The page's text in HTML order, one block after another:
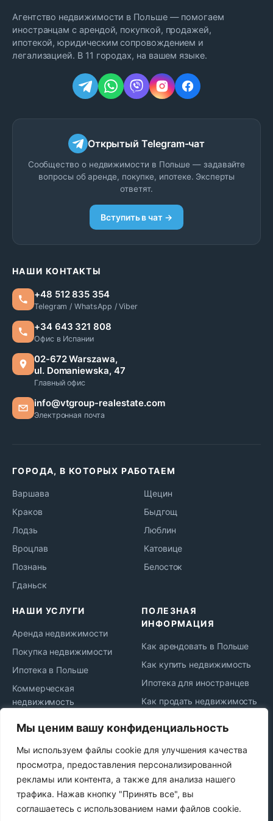
Мы ценим вашу конфиденциальность
Мы используем файлы cookie для улучшения качества
просмотра, предоставления персонализированной
рекламы или контента, а также для анализа нашего
трафика. Нажав кнопку "Принять все", вы
соглашаетесь с использованием нами файлов cookie.
Агентство недвижимости в Польше — помогаем
иностранцам с арендой, покупкой, продажей,
ипотекой, юридическим сопровождением и
легализацией. В 11 городах, на вашем языке.
Открытый Telegram-чат
Сообщество о недвижимости в Польше — задавайте
вопросы об аренде, покупке, ипотеке. Эксперты
ответят.
Вступить в чат →
НАШИ КОНТАКТЫ
+48 512 835 354
Telegram / WhatsApp / Viber
+34 643 321 808
Офис в Испании
02-672 Warszawa,
ul. Domaniewska, 47
Главный офис
info@vtgroup-realestate.com
Электронная почта
ГОРОДА, В КОТОРЫХ РАБОТАЕМ
Варшава
Краков
Лодзь
Вроцлав
Познань
Гданьск
Щецин
Быдгощ
Люблин
Катовице
Белосток
НАШИ УСЛУГИ
Аренда недвижимости
Покупка недвижимости
Ипотека в Польше
Коммерческая
недвижимость
сопровождение
Сдача в аренду
Продажа недвижимости
Najem okazjonalny
ПОЛЕЗНАЯ
ИНФОРМАЦИЯ
Как арендовать в Польше
Как купить недвижимость
Ипотека для иностранцев
Как продать недвижимость
Новости рынка
Политика
конфиденциальности